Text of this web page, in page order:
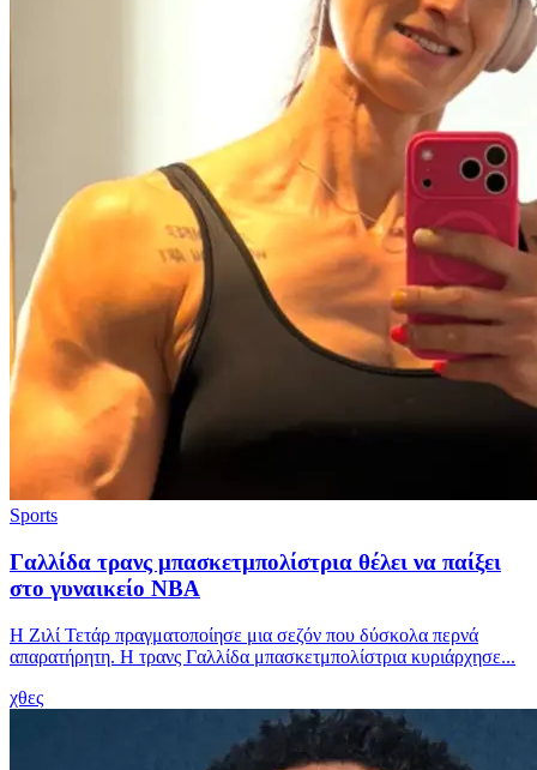
Sports
Γαλλίδα τρανς μπασκετμπολίστρια θέλει να παίξει
στο γυναικείο ΝΒΑ
Η Ζιλί Τετάρ πραγματοποίησε μια σεζόν που δύσκολα περνά
απαρατήρητη. Η τρανς Γαλλίδα μπασκετμπολίστρια κυριάρχησε...
χθες